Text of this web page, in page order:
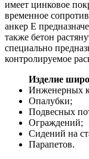
имеет цинковое
временное
анкер Е
также бетон
специально
контролируемое
Изделие
Инженерных
Опалубки;
Подвесных
Ограждений;
Сидений на
Парапетов.